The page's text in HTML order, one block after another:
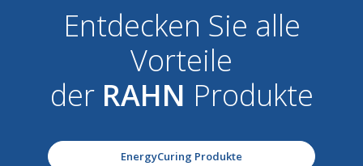
Entdecken Sie alle
Vorteile
der RAHN Produkte
EnergyCuring Produkte